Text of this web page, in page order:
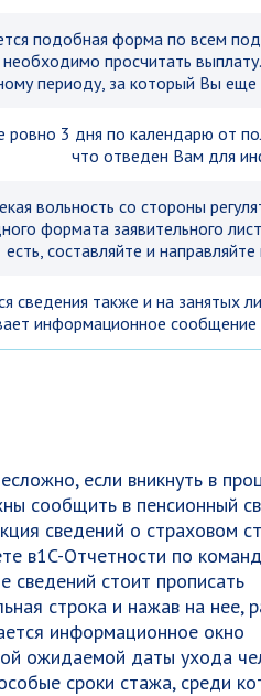
подобная форма по всем
просчитать
периоду, за который Вы еще
3 дня по календарю от
что отведен Вам для
вольность со стороны
формата заявительного
есть, составляйте и
сведения также и на занятых
информационное сообщение
если вникнуть в
сообщить в пенсионный
сведений о страховом
в1C-Отчетности по
сведений стоит прописать
строка и нажав на нее,
информационное окно
ожидаемой даты ухода
сроки стажа, среди